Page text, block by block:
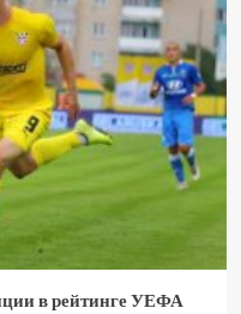
в рейтинге УЕФА